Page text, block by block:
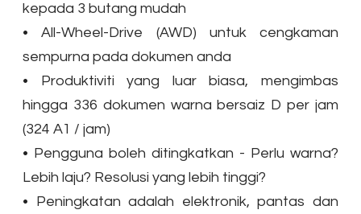
kepada 3 butang mudah
•All-Wheel-Drive (AWD) untuk cengkaman
sempurna pada dokumen anda
• Produktiviti yang luar biasa, mengimbas
hingga 336 dokumen warna bersaiz D per jam
(324 A1 / jam)
• Pengguna boleh ditingkatkan - Perlu warna?
Lebih laju? Resolusi yang lebih tinggi?
• Peningkatan adalah elektronik, pantas dan